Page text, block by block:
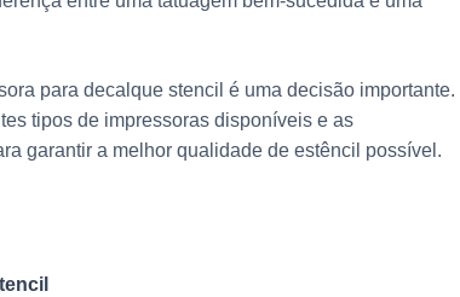
para decalque stencil é uma decisão importante.
tipos de impressoras disponíveis e as
garantir a melhor qualidade de estêncil possível.